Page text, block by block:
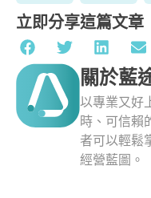
立即分享這篇文章
關於藍
以專業又好
時、可信賴
者可以輕鬆
經營藍圖。